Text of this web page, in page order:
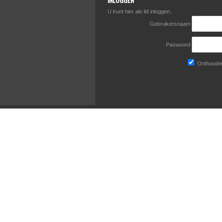
U kunt hier als lid inloggen.
Gebruikersnaam
Paswoord